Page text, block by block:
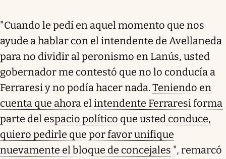
"Cuando le pedí en aquel momento que nos
ayude a hablar con el intendente de Avellaneda
para no dividir al peronismo en Lanús, usted
gobernador me contestó que no lo conducía a
Ferraresi y no podía hacer nada. Teniendo en
cuenta que ahora el intendente Ferraresi forma
parte del espacio político que usted conduce,
quiero pedirle que por favor unifique
nuevamente el bloque de concejales ", remarcó